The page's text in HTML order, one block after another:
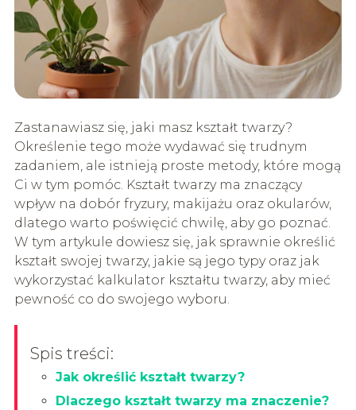
Zastanawiasz się, jaki masz kształt twarzy?
Określenie tego może wydawać się trudnym
zadaniem, ale istnieją proste metody, które mogą
Ci w tym pomóc. Kształt twarzy ma znaczący
wpływ na dobór fryzury, makijażu oraz okularów,
dlatego warto poświęcić chwilę, aby go poznać.
W tym artykule dowiesz się, jak sprawnie określić
kształt swojej twarzy, jakie są jego typy oraz jak
wykorzystać kalkulator kształtu twarzy, aby mieć
pewność co do swojego wyboru.
Spis treści:
Jak określić kształt twarzy?
Dlaczego kształt twarzy ma znaczenie?